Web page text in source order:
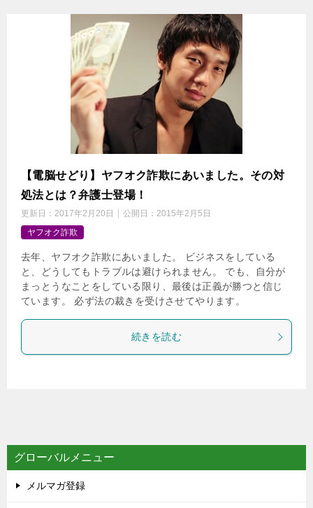
【電脳せどり】ヤフオク詐欺にあいました。その対
処法とは？弁護士登場！
更新日： 2017年2月20日 公開日： 2015年2月5日
ヤフオク詐欺
去年、ヤフオク詐欺にあいました。 ビジネスをしている
と、どうしてもトラブルは避けられません。 でも、自分が
まっとうなことをしている限り、最後は正義が勝つと信じ
ています。 必ず法の裁きを受けさせてやります。
続きを読む
グローバルメニュー
メルマガ登録